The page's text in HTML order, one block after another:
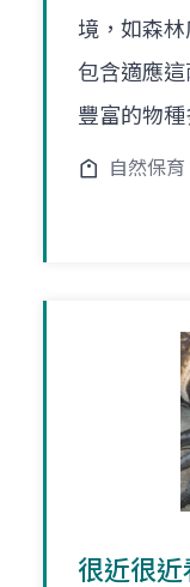
境，如森
包含適應
豐富的物種
自然保育
很近很近